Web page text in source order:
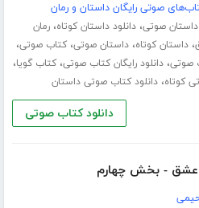
صوتی رایگان داستان و رمان
داستان صوتی،دانلود داستان کوتاه،رمان
،داستان کوتاه،داستان صوتی،کتاب صوتی،
صوتی،دانلود رایگان کتاب صوتی،کتاب گویا،
کوتاه،دانلود کتاب صوتی داستان
دانلود کتاب صوتی
عشق - بخش چهارم